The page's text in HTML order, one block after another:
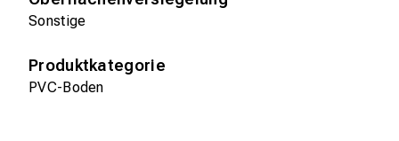
Sonstige
Produktkategorie
PVC-Boden